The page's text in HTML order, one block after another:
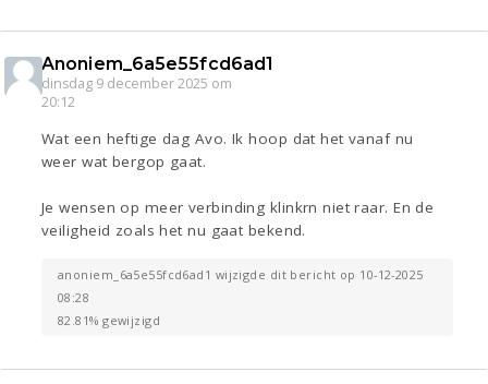
Anoniem_6a5e55fcd6ad1
dinsdag 9 december 2025 om
20:12
Wat een heftige dag Avo. Ik hoop dat het vanaf nu
weer wat bergop gaat.
Je wensen op meer verbinding klinkrn niet raar. En de
veiligheid zoals het nu gaat bekend.
anoniem_6a5e55fcd6ad1 wijzigde dit bericht op 10-12-2025
08:28
82.81% gewijzigd